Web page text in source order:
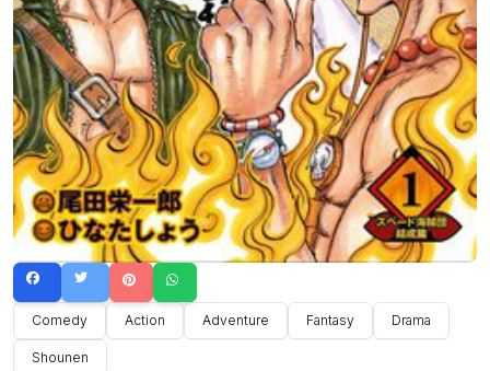
Comedy Action Adventure Fantasy Drama
Shounen